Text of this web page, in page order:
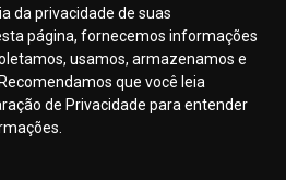
da privacidade de suas
página, fornecemos informações
usamos, armazenamos e
que você leia
de Privacidade para entender